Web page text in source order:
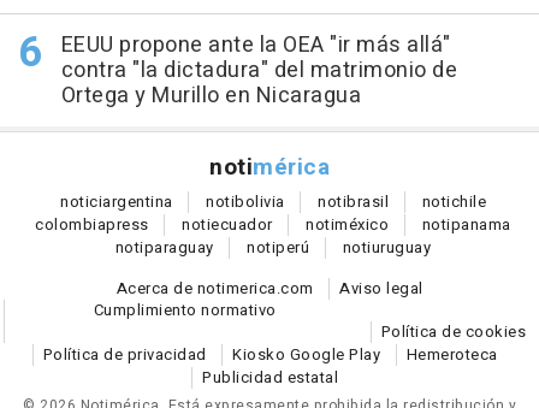
EEUU propone ante la OEA "ir más allá"
contra "la dictadura" del matrimonio de
Ortega y Murillo en Nicaragua
notimérica
noticiargentina notibolivia notibrasil notichile
colombiapress notiecuador notiméxico notipanama
notiparaguay notiperú notiuruguay
Acerca de notimerica.com
Aviso legal
Cumplimiento normativo
Política de cookies
Política de privacidad
Kiosko Google Play
Hemeroteca
Publicidad estatal